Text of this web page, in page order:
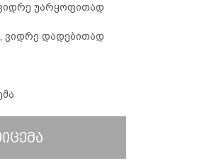
უარყოფითად
დადებითად